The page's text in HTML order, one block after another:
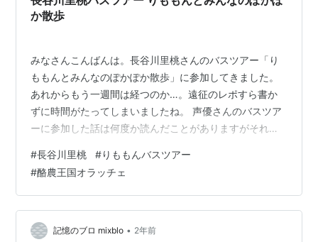
か散歩
みなさんこんばんは。長谷川里桃さんのバスツアー「り
ももんとみんなのぽかぽか散歩」に参加してきました。
あれからもう一週間は経つのか…。遠征のレポすら書か
ずに時間がたってしまいましたね。 声優さんのバスツア
ーに参加した話は何度か読んだことがありますがそれが
アーに思いをはせたり感情移入したり…。そうして予習
はしていました。実際、フォロワーさんにも参加経験あ
る方はいましたね。 というわけでりももんバスツアーの
感想レポートを書いていこうと思います。内容としては
ほとんど何かを食べた話や思い出の振り返り、りももん
#長谷川里桃 #りももんバスツアー
#酪農王国オラッチェ
記憶のブロ mixblo • 2年前